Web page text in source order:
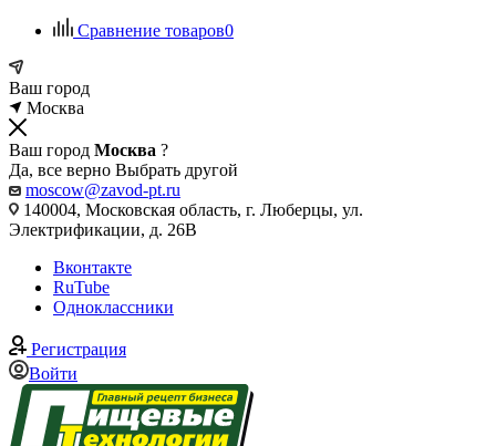
Сравнение товаров0
Ваш город
Москва
Ваш город Москва ?
Да, все верно Выбрать другой
moscow@zavod-pt.ru
140004, Московская область, г. Люберцы, ул.
Электрификации, д. 26В
Вконтакте
RuTube
Одноклассники
Регистрация
Войти